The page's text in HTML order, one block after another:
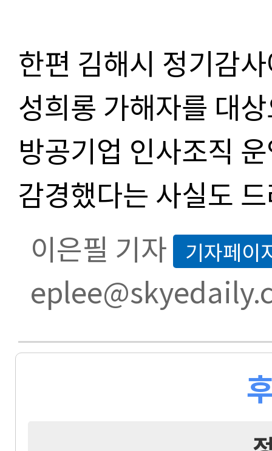
한편 김해시 정기감
성희롱 가해자를 대
방공기업 인사조직
감경했다는 사실도
이은필 기자 기자페이